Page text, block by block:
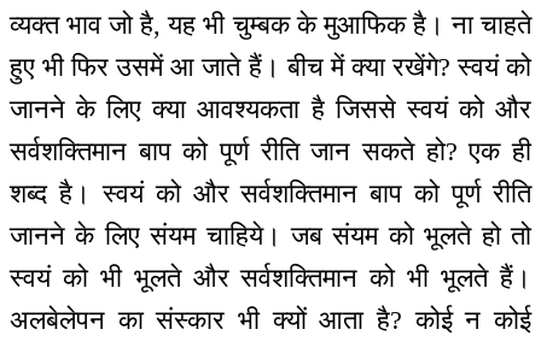
व्यक्त भाव जो है, यह भी चुम्बक के मुआफिक है। ना चाहते
हुए भी फिर उसमें आ जाते हैं। बीच में क्या रखेंगे? स्वयं को
जानने के लिए क्या आवश्यकता है जिससे स्वयं को और
सर्वशक्तिमान बाप को पूर्ण रीति जान सकते हो? एक ही
शब्द है। स्वयं को और सर्वशक्तिमान बाप को पूर्ण रीति
जानने के लिए संयम चाहिये। जब संयम को भूलते हो तो
स्वयं को भी भूलते और सर्वशक्तिमान को भी भूलते हैं।
अलबेलेपन का संस्कार भी क्यों आता है? कोई न कोई